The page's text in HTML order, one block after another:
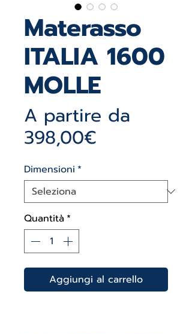
Materasso
ITALIA 1600
MOLLE
A partire da
398,00€
Dimensioni *
Quantità*
Aggiungi al carrello